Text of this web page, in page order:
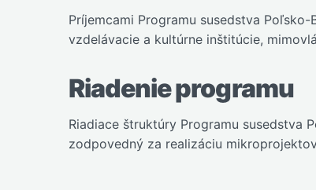
Príjemcami Programu susedstva
vzdelávacie a kultúrne inštitúcie,
Riadenie programu
Riadiace štruktúry Programu susedstva
zodpovedný za realizáciu